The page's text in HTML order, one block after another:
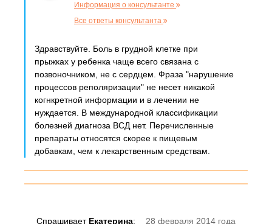
Информация о консультанте
Все ответы консультанта
​Здравствуйте. Боль в грудной клетке при
прыжках у ребенка чаще всего связана с
позвоночником, не с сердцем. Фраза "нарушение
процессов реполяризации" не несет никакой
когнкретной информации и в лечении не
нуждается. В международной классификации
болезней диагноза ВСД нет. Перечисленные
препараты относятся скорее к пищевым
добавкам, чем к лекарственным средствам. ​
28 февраля 2014 года
Спрашивает Екатерина: